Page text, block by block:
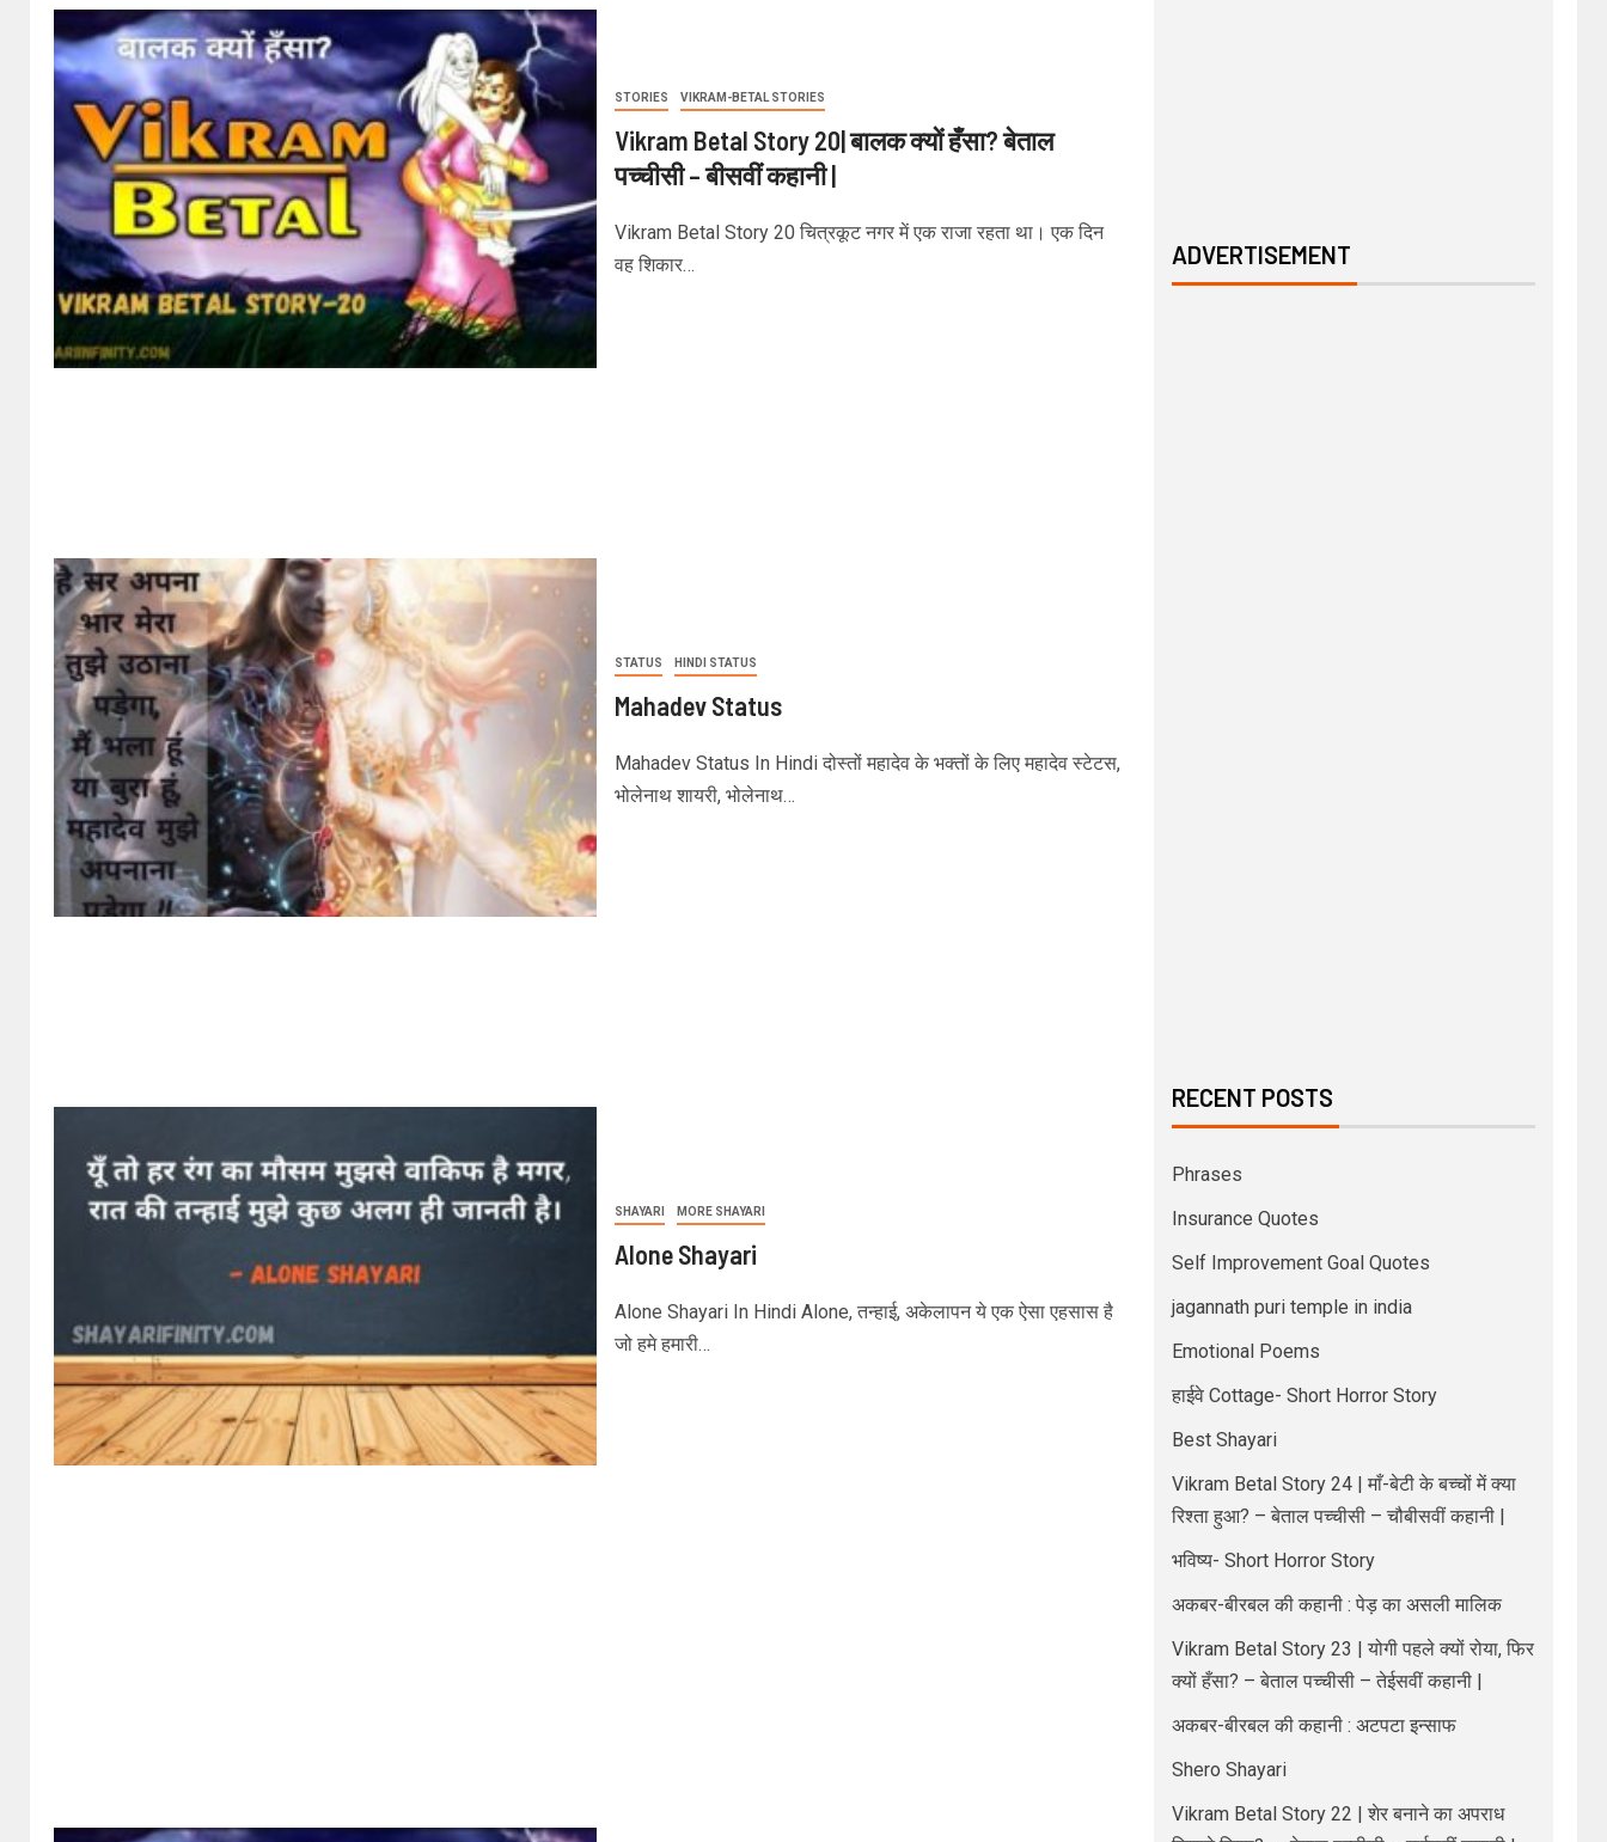
STORIES VIKRAM-BETAL STORIES
Vikram Betal Story 20| बालक क्यों हँसा? बेताल
पच्चीसी – बीसवीं कहानी |
Vikram Betal Story 20 चित्रकूट नगर में एक राजा रहता था। एक दिन
वह शिकार…
STATUS HINDI STATUS
Mahadev Status
Mahadev Status In Hindi दोस्तों महादेव के भक्तों के लिए महादेव स्टेटस,
भोलेनाथ शायरी, भोलेनाथ…
SHAYARI MORE SHAYARI
Alone Shayari
Alone Shayari In Hindi Alone, तन्हाई, अकेलापन ये एक ऐसा एहसास है
जो हमे हमारी…
ADVERTISEMENT
RECENT POSTS
Phrases
Insurance Quotes
Self Improvement Goal Quotes
jagannath puri temple in india
Emotional Poems
हाईवे Cottage- Short Horror Story
Best Shayari
Vikram Betal Story 24 | माँ-बेटी के बच्चों में क्या
रिश्ता हुआ? – बेताल पच्चीसी – चौबीसवीं कहानी |
भविष्य- Short Horror Story
अकबर-बीरबल की कहानी : पेड़ का असली मालिक
Vikram Betal Story 23 | योगी पहले क्यों रोया, फिर
क्यों हँसा? – बेताल पच्चीसी – तेईसवीं कहानी |
अकबर-बीरबल की कहानी : अटपटा इन्साफ
Shero Shayari
Vikram Betal Story 22 | शेर बनाने का अपराध